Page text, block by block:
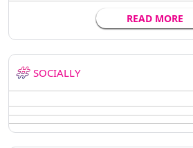
READ MORE
SOCIALLY